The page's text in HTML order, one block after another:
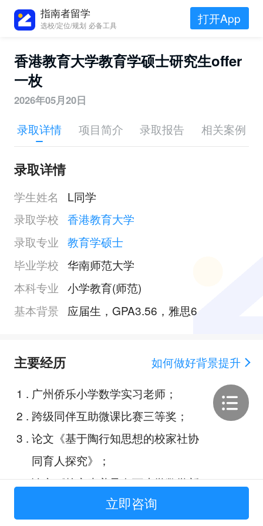
指南者留学
选校/定位/规划 必备工具 打开App
香港教育大学教育学硕士研究生offer
一枚
2026年05月20日
录取详情 项目简介 录取报告 相关案例
录取详情
学生姓名
L同学
录取学校 香港教育大学
录取专业 教育学硕士
毕业学校 华南师范大学
本科专业 小学教育(师范)
基本背景
应届生，GPA3.56，雅思6
主要经历
如何做好背景提升
1 . 广州侨乐小学数学实习老师；
2 . 跨级同伴互助微课比赛三等奖；
3 . 论文《基于陶行知思想的校家社协
同育人探究》；
4.论文《核心素养导向下小学数学新
旧教材对比分析》；立即咨询